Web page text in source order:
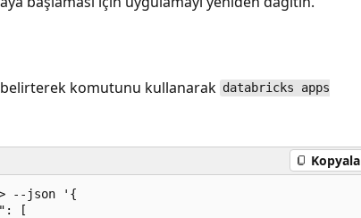
belirterek komutunu kullanarak databricks apps
Kopyala
--json '{
[